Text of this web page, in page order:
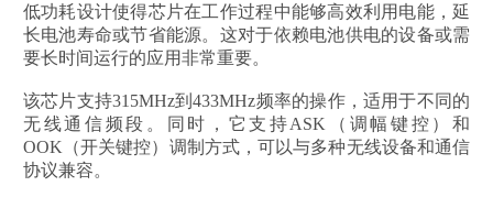
低功耗设计使得芯片在工作过程中能够高效利用电能，延
长电池寿命或节省能源。这对于依赖电池供电的设备或需
要长时间运行的应用非常重要。
该芯片支持315MHz到433MHz频率的操作，适用于不同的
无线通信频段。同时，它支持ASK（调幅键控）和
OOK（开关键控）调制方式，可以与多种无线设备和通信
协议兼容。